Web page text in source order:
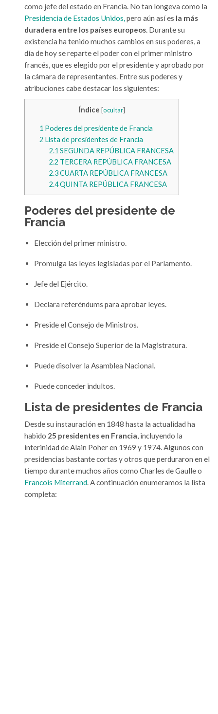
como jefe del estado en Francia. No tan longeva como la
Presidencia de Estados Unidos,pero aún así es la más
duradera entre los países europeos. Durante su
existencia ha tenido muchos cambios en sus poderes, a
día de hoy se reparte el poder con el primer ministro
francés, que es elegido por el presidente y aprobado por
la cámara de representantes. Entre sus poderes y
atribuciones cabe destacar los siguientes:
Índice [ocultar]
1 Poderes del presidente de Francia
2 Lista de presidentes de Francia
2.1 SEGUNDA REPÚBLICA FRANCESA
2.2 TERCERA REPÚBLICA FRANCESA
2.3CUARTA REPÚBLICA FRANCESA
2.4QUINTA REPÚBLICA FRANCESA
Poderes del presidente de
Francia
Elección del primer ministro.
Promulga las leyes legisladas por el Parlamento.
Jefe del Ejército.
Declara referéndums para aprobar leyes.
Preside el Consejo de Ministros.
Preside el Consejo Superior de la Magistratura.
Puede disolver la Asamblea Nacional.
Puede conceder indultos.
Lista de presidentes de Francia
Desde su instauración en 1848 hasta la actualidad ha
habido 25 presidentes en Francia, incluyendo la
interinidad de Alain Poher en 1969 y 1974. Algunos con
presidencias bastante cortas y otros que perduraron en el
tiempo durante muchos años como Charles de Gaulle o
Francois Miterrand. A continuación enumeramos la lista
completa: